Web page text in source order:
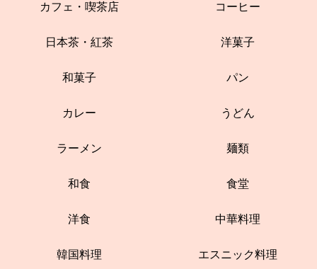
カフェ・喫茶店 コーヒー
日本茶・紅茶 洋菓子
和菓子 パン
カレー うどん
ラーメン 麺類
和食 食堂
洋食 中華料理
韓国料理 エスニック料理